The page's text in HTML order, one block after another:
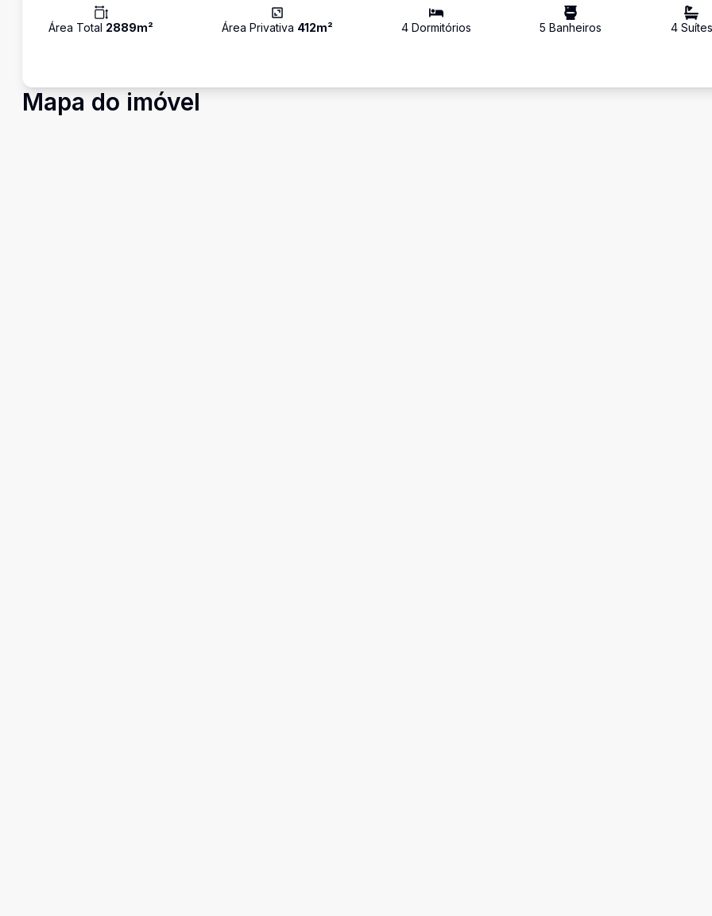
Área Total 2889m² Área Privativa 412m² 4 Dormitórios 5 Banheiros 4Suítes
Mapa do imóvel